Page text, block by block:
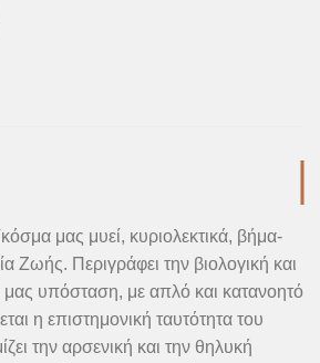
μας μυεί, κυριολεκτικά, βήμα-
Ζωής. Περιγράφει την βιολογική και
μας υπόσταση, με απλό και κατανοητό
η επιστημονική ταυτότητα του
την αρσενική και την θηλυκή